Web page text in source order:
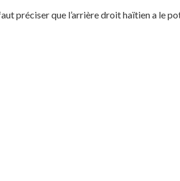
préciser que l’arrière droit haïtien a le